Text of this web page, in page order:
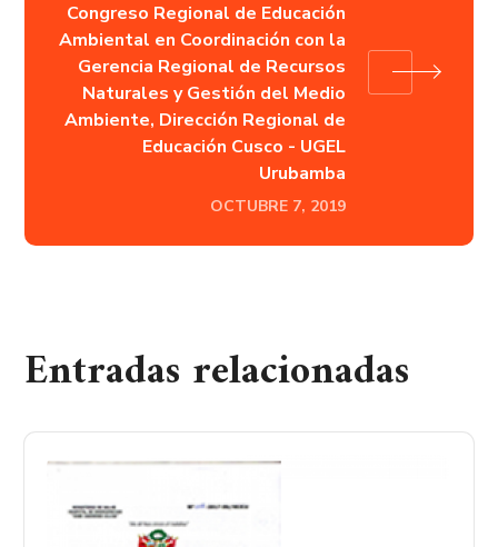
Congreso Regional de Educación
Ambiental en Coordinación con la
Gerencia Regional de Recursos
Naturales y Gestión del Medio
Ambiente, Dirección Regional de
Educación Cusco - UGEL
Urubamba
OCTUBRE 7, 2019
Entradas relacionadas